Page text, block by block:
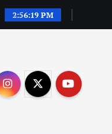
2:56:20 PM